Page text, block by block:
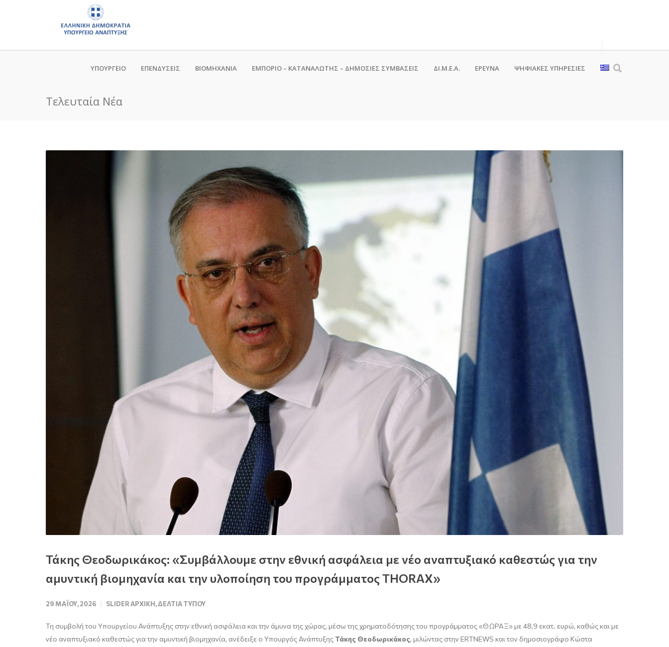
ΥΠΟΥΡΓΕΙΟ ΕΠΕΝΔΥΣΕΙΣ ΒΙΟΜΗΧΑΝΙΑ ΕΜΠΟΡΙΟ – ΚΑΤΑΝΑΛΩΤΗΣ – ΔΗΜΟΣΙΕΣ ΣΥΜΒΑΣΕΙΣ ΔΙ.Μ.Ε.Α. ΕΡΕΥΝΑ ΨΗΦΙΑΚΈΣ ΥΠΗΡΕΣΊΕΣ
Τελευταία Νέα
Τάκης Θεοδωρικάκος: «Συμβάλλουμε στην εθνική ασφάλεια με νέο αναπτυξιακό καθεστώς για την
αμυντική βιομηχανία και την υλοποίηση του προγράμματος THORAX»
29 ΜΑΪ́ΟΥ, 2026 SLIDER ΑΡΧΙΚΉ,ΔΕΛΤΊΑ ΤΎΠΟΥ
Τη συμβολή του Υπουργείου Ανάπτυξης στην εθνική ασφάλεια και την άμυνα της χώρας, μέσω της χρηματοδότησης του προγράμματος «ΘΩΡΑΞ» με 48,9 εκατ. ευρώ, καθώς και με
νέο αναπτυξιακό καθεστώς για την αμυντική βιομηχανία, ανέδειξε ο Υπουργός Ανάπτυξης Τάκης Θεοδωρικάκος, μιλώντας στην ERTNEWS και τον δημοσιογράφο Κώστα